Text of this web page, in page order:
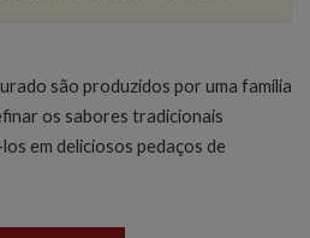
são produzidos por uma família
os sabores tradicionais
em deliciosos pedaços de